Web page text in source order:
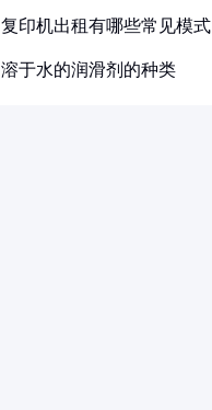
复印机出租有哪些常见模式
溶于水的润滑剂的种类